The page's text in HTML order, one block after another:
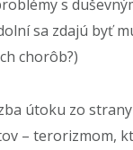
s
sa zdajú byť
chorôb?)
útoku zo
– terorizmom,